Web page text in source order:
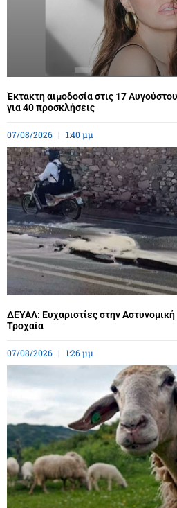
Έκτακτη αιμοδοσία στις 17
για 40 προσκλήσεις
07/08/2026 1:40 μμ
ΔΕΥΑΛ: Ευχαριστίες στην
Τροχαία
07/08/2026 1:26 μμ